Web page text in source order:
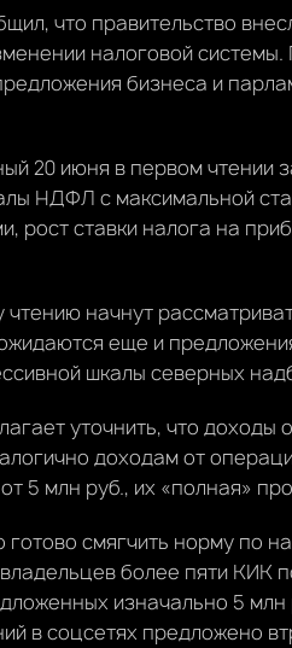
что правительство
налоговой
бизнеса и
20 июня в первом чтении
НДФЛ с максимальной
рост ставки налога на
чтению начнут
еще и
шкалы северных
уточнить, что
доходам от
5 млн руб., их «полная»
готово смягчить норму по
более пяти КИК
изначально 5
в соцсетях предложено